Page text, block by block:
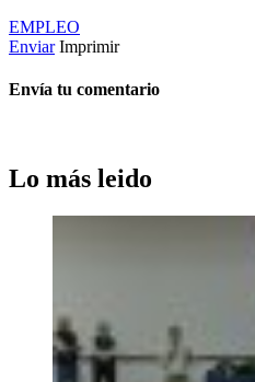
EMPLEO
Enviar Imprimir
Envía tu comentario
Lo más leido